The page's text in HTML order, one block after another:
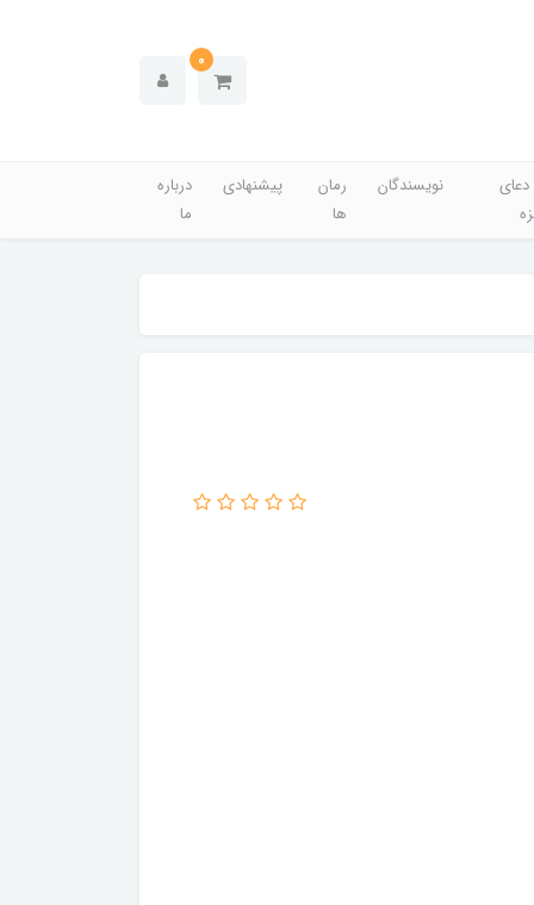
0
نویسندگان
رمان
ها
پیشنهادی
درباره
ما